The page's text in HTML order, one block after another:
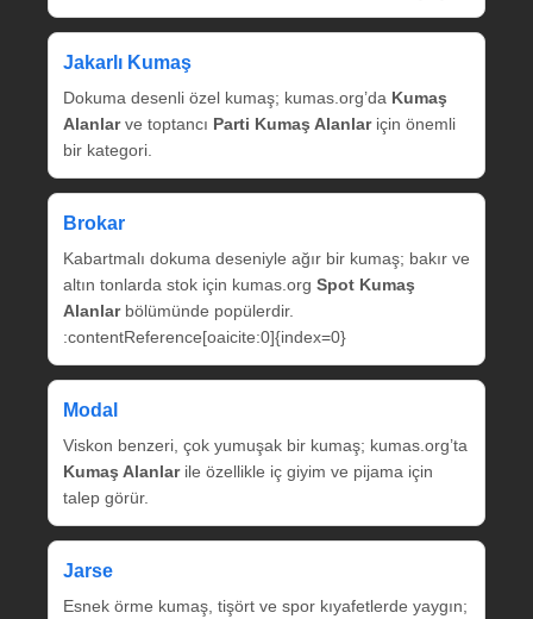
Jakarlı Kumaş
Dokuma desenli özel kumaş; kumas.org’da Kumaş
Alanlarve toptancı Parti Kumaş Alanlariçin önemli
bir kategori.
Brokar
Kabartmalı dokuma deseniyle ağır bir kumaş; bakır ve
altın tonlarda stok için kumas.org Spot Kumaş
Alanlarbölümünde popülerdir.
:contentReference[oaicite:0]{index=0}
Modal
Viskon benzeri, çok yumuşak bir kumaş; kumas.org’ta
Kumaş Alanlarile özellikle iç giyim ve pijama için
talep görür.
Jarse
Esnek örme kumaş, tişört ve spor kıyafetlerde yaygın;